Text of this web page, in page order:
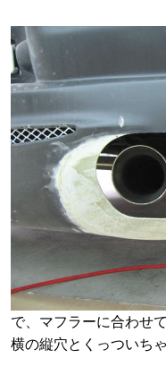
で、マフラーに合わせ
横の縦穴とくっついち